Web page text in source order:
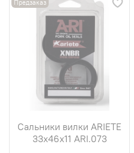
Предзаказ
Сальники вилки ARIETE
33х46х11 ARI.073